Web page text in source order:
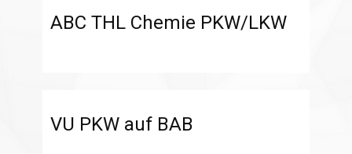
ABC THL Chemie PKW/LKW
VU PKW auf BAB